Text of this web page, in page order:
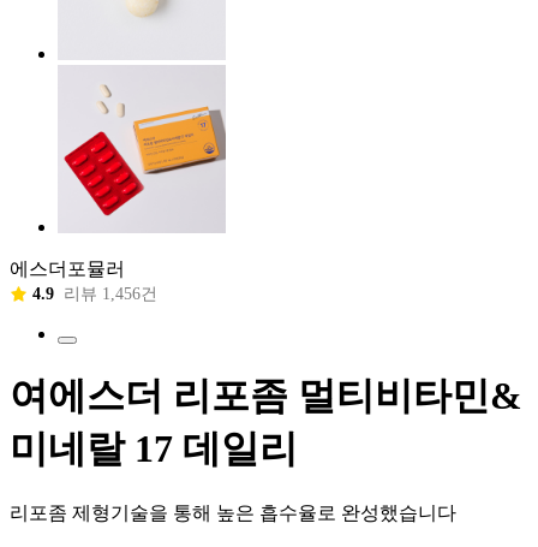
에스더포뮬러
4.9 리뷰 1,456건
여에스더 리포좀 멀티비타민&
미네랄 17 데일리
리포좀 제형기술을 통해 높은 흡수율로 완성했습니다